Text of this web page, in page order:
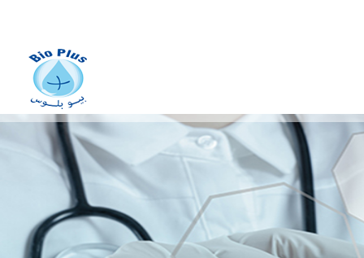
fabrication des dispositifs
médicaux